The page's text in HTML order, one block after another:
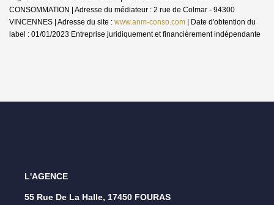
CONSOMMATION | Adresse du médiateur : 2 rue de Colmar - 94300
VINCENNES | Adresse du site : www.anm-conso.com | Date d'obtention du
label : 01/01/2023 Entreprise juridiquement et financièrement indépendante
L'AGENCE
55 Rue De La Halle, 17450 FOURAS